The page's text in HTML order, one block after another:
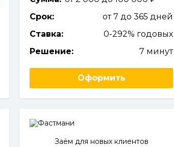
Срок:
от 7 до 365 дней
Ставка:
0-292% годовых
Решение:
7 минут
Оформить
Заём для новых клиентов